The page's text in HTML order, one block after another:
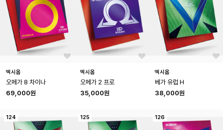
엑시옴
오메가 8 차이나
69,000원
엑시옴
오메가 2 프로
35,000원
엑시옴
베가 유럽 H
38,000원
124 125 126